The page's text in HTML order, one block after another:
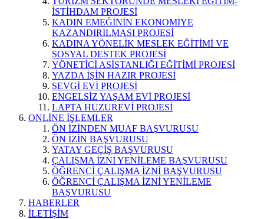
İSTİHDAM PROJESİ
KADIN EMEĞİNİN EKONOMİYE
KAZANDIRILMASI PROJESİ
KADINA YÖNELİK MESLEK EĞİTİMİ VE
SOSYAL DESTEK PROJESİ
YÖNETİCİ ASİSTANLIĞI EĞİTİMİ PROJESİ
YAZDA İŞİN HAZIR PROJESİ
SEVGİ EVİ PROJESİ
ENGELSİZ YAŞAM EVİ PROJESİ
LAPTA HUZUREVİ PROJESİ
ONLİNE İŞLEMLER
ÖN İZİNDEN MUAF BAŞVURUSU
ÖN İZİN BAŞVURUSU
YATAY GEÇİŞ BAŞVURUSU
ÇALIŞMA İZNİ YENİLEME BAŞVURUSU
ÖĞRENCİ ÇALIŞMA İZNİ BAŞVURUSU
ÖĞRENCİ ÇALIŞMA İZNİ YENİLEME
BAŞVURUSU
HABERLER
İLETİŞİM